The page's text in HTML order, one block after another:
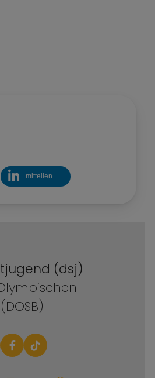
mitteilen
(dsj)